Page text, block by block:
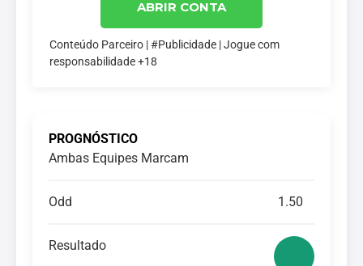
ABRIR CONTA
Conteúdo Parceiro | #Publicidade | Jogue com
responsabilidade +18
PROGNÓSTICO
Ambas Equipes Marcam
Odd 1.50
Resultado